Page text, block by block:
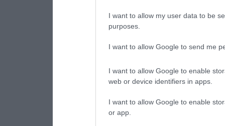
I want to allow my user data to be
purposes.
I want to allow Google to send me
I want to allow Google to enable
web or device identifiers in apps.
I want to allow Google to enable
or app.